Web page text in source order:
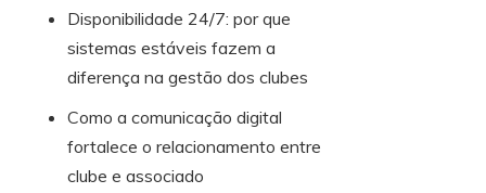
Disponibilidade 24/7: por que
sistemas estáveis fazem a
diferença na gestão dos clubes
Como a comunicação digital
fortalece o relacionamento entre
clube e associado